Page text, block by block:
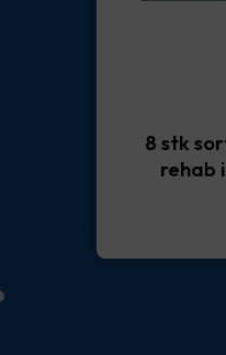
8 stk
rehab